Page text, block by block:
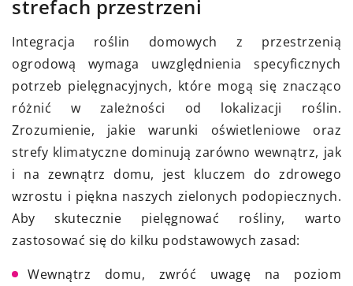
strefach przestrzeni
Integracja roślin domowych z przestrzenią
ogrodową wymaga uwzględnienia specyficznych
potrzeb pielęgnacyjnych, które mogą się znacząco
różnić w zależności od lokalizacji roślin.
Zrozumienie, jakie warunki oświetleniowe oraz
strefy klimatyczne dominują zarówno wewnątrz, jak
i na zewnątrz domu, jest kluczem do zdrowego
wzrostu i piękna naszych zielonych podopiecznych.
Aby skutecznie pielęgnować rośliny, warto
zastosować się do kilku podstawowych zasad:
Wewnątrz domu, zwróć uwagę na poziom